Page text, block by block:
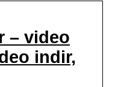
– video
indir,